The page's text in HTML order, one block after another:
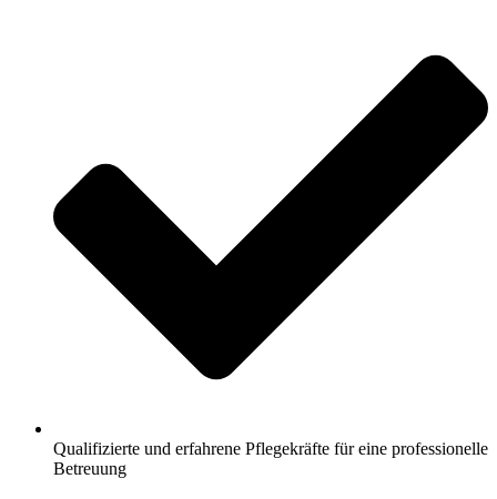
Qualifizierte und erfahrene Pflegekräfte für eine professionelle
Betreuung